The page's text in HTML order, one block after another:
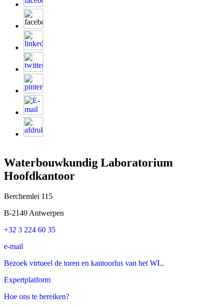
Waterbouwkundig Laboratorium
Hoofdkantoor
Berchemlei 115
B-2140 Antwerpen
+32 3 224 60 35
e-mail
Bezoek virtueel de toren en kantoorlus van het WL.
Expertplatform
Hoe ons te bereiken?